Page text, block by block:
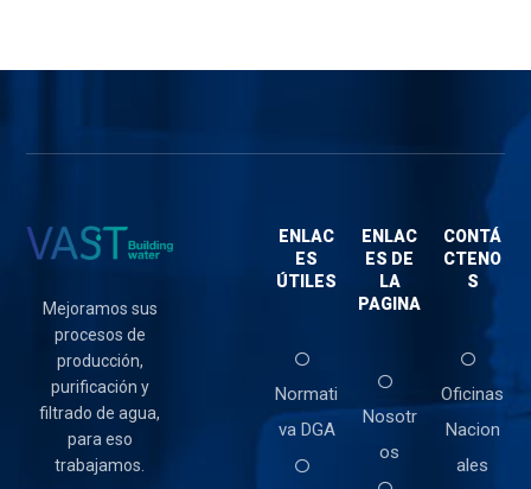
Mejoramos sus
procesos de
producción,
purificación y
filtrado de agua,
para eso
trabajamos.
ENLAC
ES
ÚTILES
Normati
va DGA
ENLAC
ES DE
LA
PAGINA
Nosotr
os
CONTÁ
CTENO
S
Oficinas
Nacion
ales